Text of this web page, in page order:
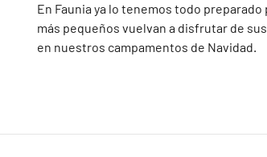
En Faunia ya lo tenemos todo preparado
más pequeños vuelvan a disfrutar de
en nuestros campamentos de Navidad.